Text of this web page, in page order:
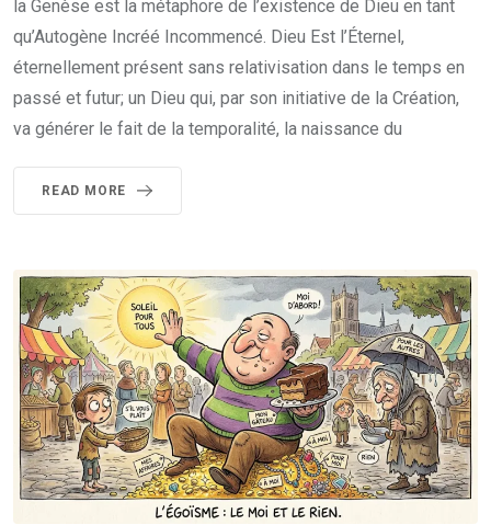
la Genèse est la métaphore de l’existence de Dieu en tant
qu’Autogène Incréé Incommencé. Dieu Est l’Éternel,
éternellement présent sans relativisation dans le temps en
passé et futur; un Dieu qui, par son initiative de la Création,
va générer le fait de la temporalité, la naissance du
READ MORE